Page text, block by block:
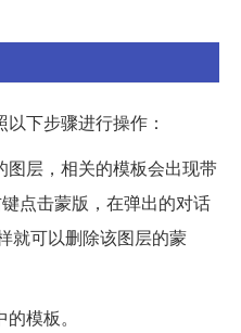
下步骤进行操作：
层，相关的模板会出现带
点击蒙版，在弹出的对话
就可以删除该图层的蒙
模板。